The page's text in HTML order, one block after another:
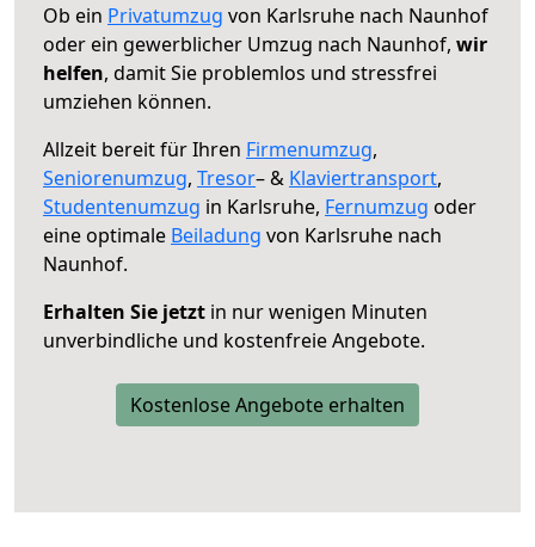
Ob ein Privatumzug von Karlsruhe nach Naunhof
oder ein gewerblicher Umzug nach Naunhof, wir
helfen, damit Sie problemlos und stressfrei
umziehen können.
Allzeit bereit für Ihren Firmenumzug,
Seniorenumzug, Tresor– & Klaviertransport,
Studentenumzug in Karlsruhe, Fernumzug oder
eine optimale Beiladung von Karlsruhe nach
Naunhof.
Erhalten Sie jetzt in nur wenigen Minuten
unverbindliche und kostenfreie Angebote.
Kostenlose Angebote erhalten